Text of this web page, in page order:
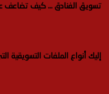
تسويق الفنادق … كيف تضاعف
إليك أنواع الملفات التسويقية